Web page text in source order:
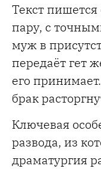
Текст
пару, с
муж в
передаёт гет
его
брак
Ключевая
развода, из
драматургия